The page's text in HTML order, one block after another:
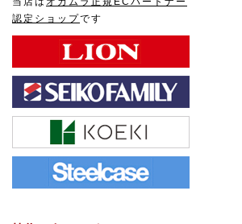
認定ショップです